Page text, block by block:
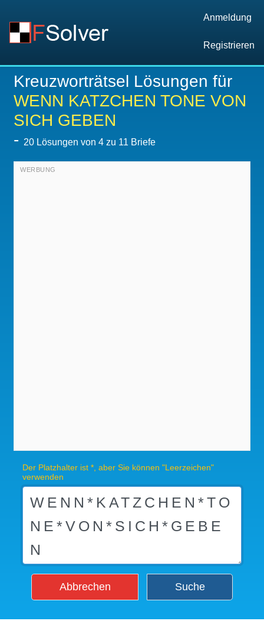
Anmeldung
Registrieren
Kreuzworträtsel Lösungen für
WENN KATZCHEN TONE VON
SICH GEBEN
- 20 Lösungen von 4 zu 11 Briefe
Der Platzhalter ist *, aber Sie können "Leerzeichen"
verwenden
Abbrechen Suche